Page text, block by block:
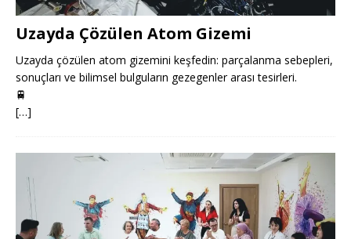
Uzayda Çözülen Atom Gizemi
Uzayda çözülen atom gizemini keşfedin: parçalanma sebepleri,
sonuçları ve bilimsel bulguların gezegenler arası tesirleri.
🚆
[…]